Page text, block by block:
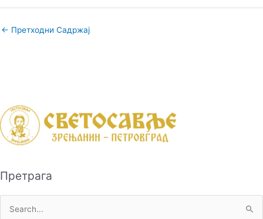
← Претходни Садржај
Претрага